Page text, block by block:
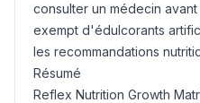
consulter un médecin
exempt d'édulcorants
les recommandations
Résumé
Reflex Nutrition Growth